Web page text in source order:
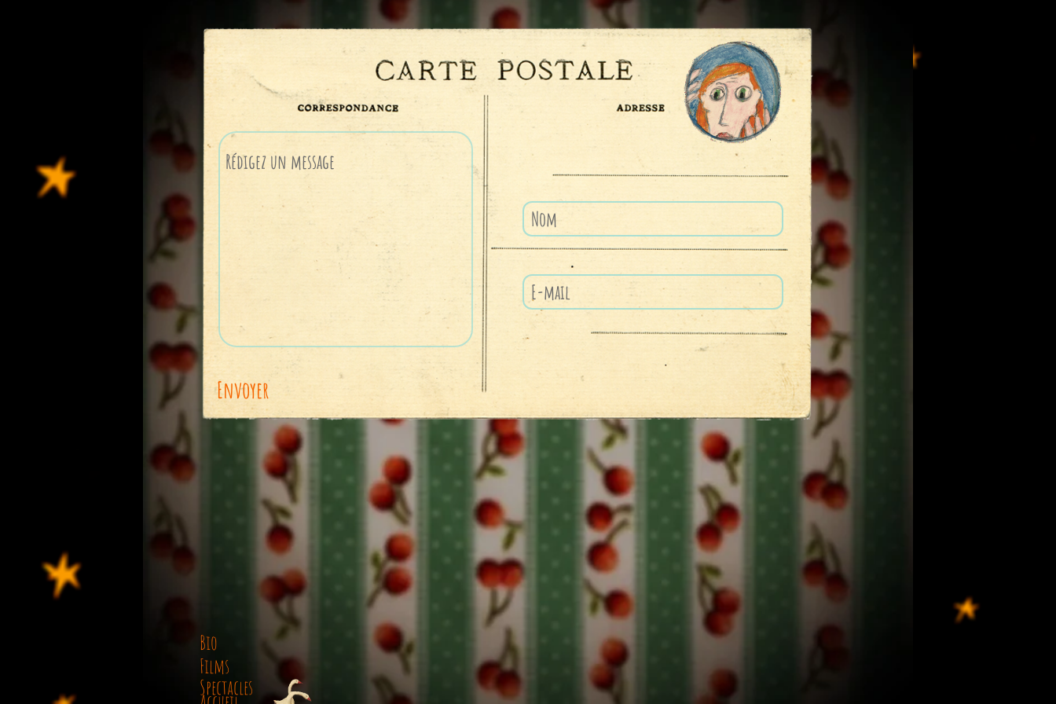
Spectacles
Films
Envoyer
Spectacles
Bio
Films